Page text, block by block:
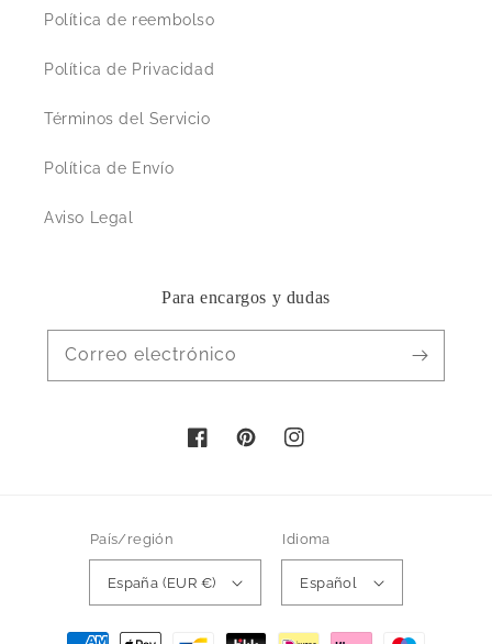
Política de reembolso
Política de Privacidad
Términos del Servicio
Política de Envío
Aviso Legal
Para encargos y dudas
Correo electrónico
FacebookPinterestInstagram
País/región
España (EUR €)
Idioma
Español
Formas